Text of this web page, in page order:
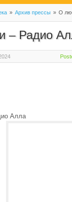
» Архив прессы » О
– Радио
Алла